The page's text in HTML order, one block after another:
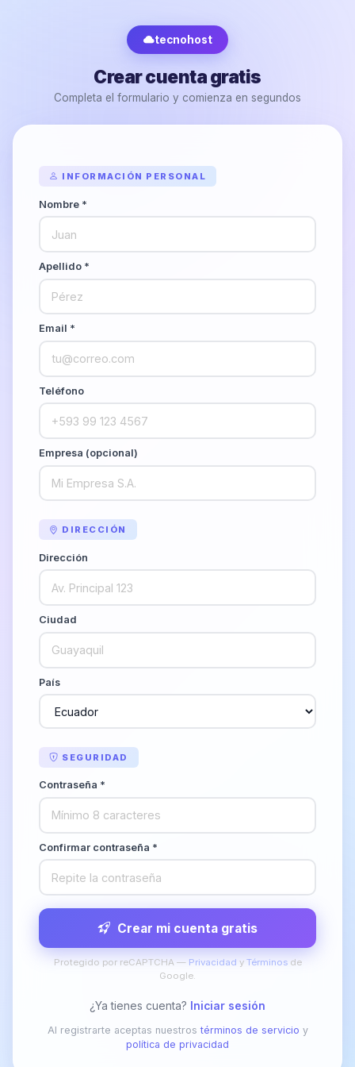
tecnohost
Crear cuenta gratis
Completa el formulario y comienza en segundos
INFORMACIÓN PERSONAL
Nombre *
Apellido *
Email *
Teléfono
Empresa (opcional)
DIRECCIÓN
Dirección
Ciudad
País
SEGURIDAD
Contraseña *
Confirmar contraseña *
Crear mi cuenta gratis
Protegido por reCAPTCHA — Privacidad y Términosde
Google.
¿Ya tienes cuenta? Iniciar sesión
Al registrarte aceptas nuestrostérminos de servicio y
política de privacidad